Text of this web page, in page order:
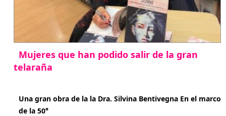
Mujeres que han podido salir de la gran
telaraña
Una gran obra de la la Dra. Silvina Bentivegna En el marco
de la 50°